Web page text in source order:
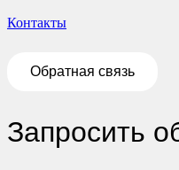
Контакты
Обратная связь
Запросить